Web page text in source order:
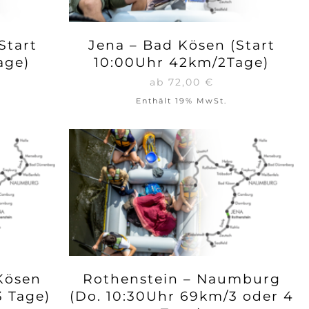
Jena – Bad Kösen (Start
10:00Uhr 42km/2Tage)
ab 72,00 €
Enthält 19% MwSt.
Tage)
Rothenstein – Naumburg
(Do. 10:30Uhr 69km/3 oder 4